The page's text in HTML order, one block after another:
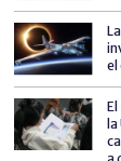
el